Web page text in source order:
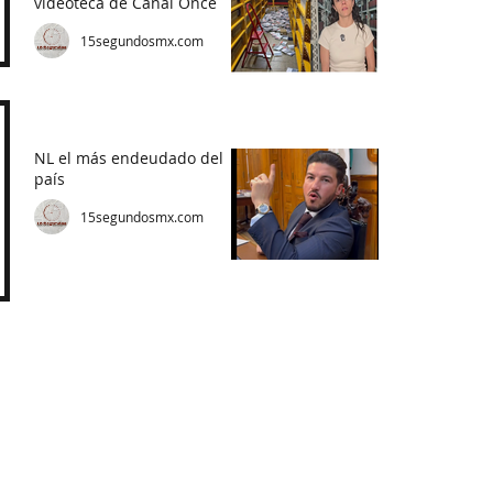
15segundosmx.com
NL el más endeudado del
país
15segundosmx.com